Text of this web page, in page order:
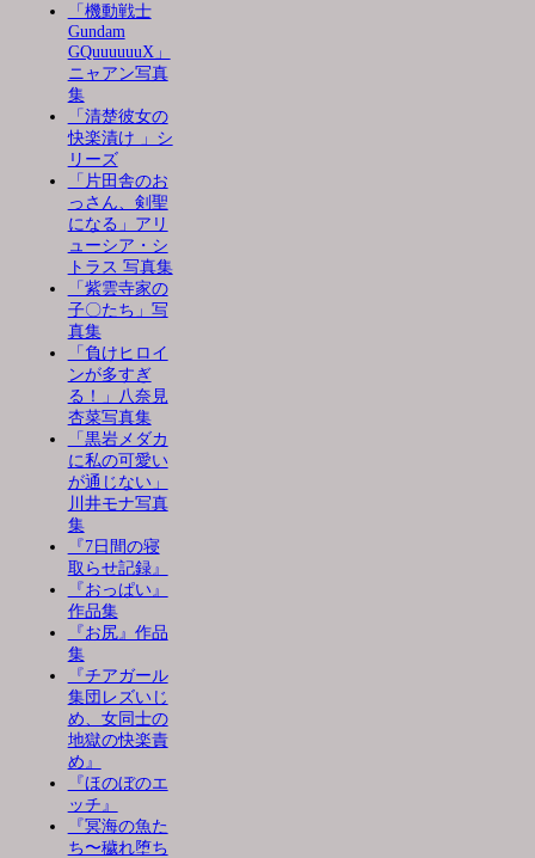
「機動戦士
Gundam
GQuuuuuuX」
ニャアン写真
集
「清楚彼女の
快楽漬け 」シ
リーズ
「片田舎のお
っさん、剣聖
になる」アリ
ューシア・シ
トラス 写真集
「紫雲寺家の
子〇たち」写
真集
「負けヒロイ
ンが多すぎ
る！」八奈見
杏菜写真集
「黒岩メダカ
に私の可愛い
が通じない」
川井モナ写真
集
『7日間の寝
取らせ記録』
『おっぱい』
作品集
『お尻』作品
集
『チアガール
集団レズいじ
め、女同士の
地獄の快楽責
め』
『ほのぼのエ
ッチ』
『冥海の魚た
ち〜穢れ堕ち